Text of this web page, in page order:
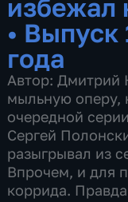
избежал
• Выпуск
года
Автор: Дмитрий
мыльную оперу,
очередной
Сергей
разыгрывал из
Впрочем, и для
коррида.